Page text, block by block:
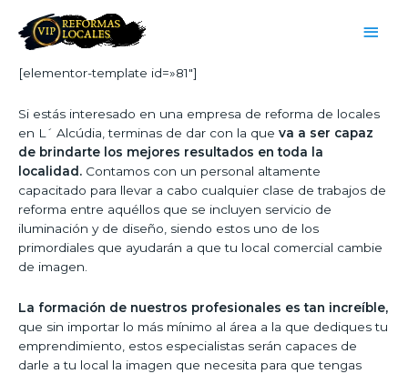
[elementor-template id=»81″]
Si estás interesado en una empresa de reforma de locales
en L´ Alcúdia, terminas de dar con la que va a ser capaz
de brindarte los mejores resultados en toda la
localidad. Contamos con un personal altamente
capacitado para llevar a cabo cualquier clase de trabajos de
reforma entre aquéllos que se incluyen servicio de
iluminación y de diseño, siendo estos uno de los
primordiales que ayudarán a que tu local comercial cambie
de imagen.
La formación de nuestros profesionales es tan increíble,
que sin importar lo más mínimo al área a la que dediques tu
emprendimiento, estos especialistas serán capaces de
darle a tu local la imagen que necesita para que tengas